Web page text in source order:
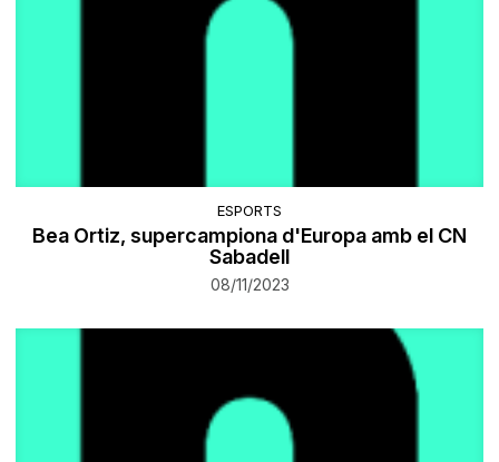
ESPORTS
Bea Ortiz, supercampiona d'Europa amb el CN
Sabadell
08/11/2023